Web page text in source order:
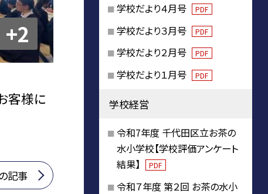
+2
客様に
記事
学校だより４月号 PDF
学校だより３月号 PDF
学校だより２月号 PDF
学校だより１月号 PDF
学校経営
令和7年度 千代田区立お茶の
水小学校【学校評価アンケート
結果】
PDF
令和７年度 第２回 お茶の水小